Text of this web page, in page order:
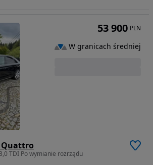
Quattro
TDI Po wymianie rozrządu
53 900 PLN
W granicach średniej